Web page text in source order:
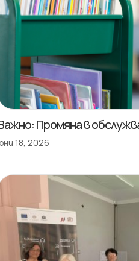
Промяна в
18, 2026